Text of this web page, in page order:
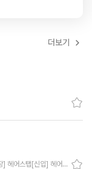
더보기
헤어디자이너[신입] 헤어디자이너[경력] 헤어디자이너실장[실장] 헤어스탭[신입] 헤어스탭[경력]